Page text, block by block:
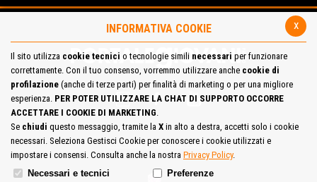
Site Map Cookie Policy
x
INFORMATIVA COOKIE
Il sito utilizza cookie tecnici o tecnologie simili necessari per funzionare
correttamente. Con il tuo consenso, vorremmo utilizzare anche cookie di
profilazione (anche di terze parti) per finalità di marketing o per una migliore
esperienza. PER POTER UTILIZZARE LA CHAT DI SUPPORTO OCCORRE
ACCETTARE I COOKIE DI MARKETING.
Se chiudi questo messaggio, tramite la X in alto a destra, accetti solo i cookie
necessari. Seleziona Gestisci Cookie per conoscere i cookie utilizzati e
impostare i consensi. Consulta anche la nostra Privacy Policy.
Necessari e tecnici
Preferenze